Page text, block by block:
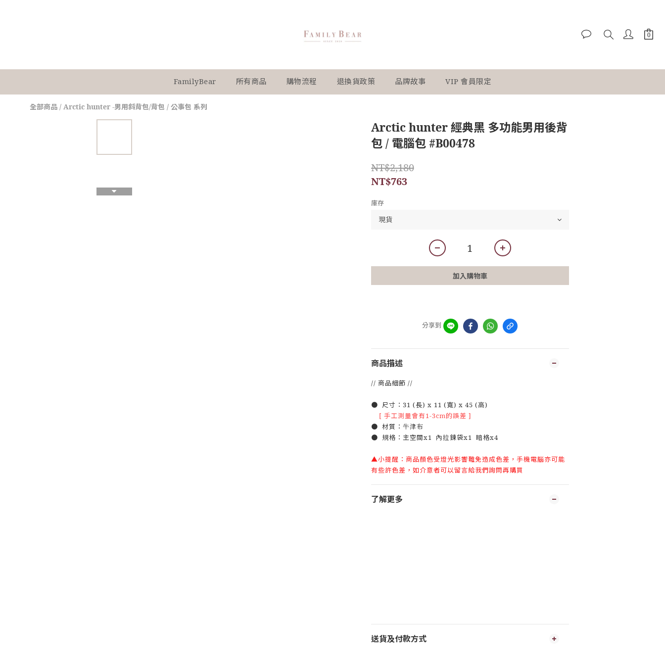
FamilyBear 所有商品 購物流程 退換貨政策 品牌故事 VIP 會員限定
全部商品 / Arctic hunter -男用斜背包/背包 / 公事包 系列
Arctic hunter 經典黑 多功能男用後背
包 / 電腦包 #B00478
NT$2,180
NT$763
庫存
加入購物車
分享到
商品描述
// 商品細節 //
● 尺寸：31 (長) x 11 (寬) x 45 (高)
[ 手工測量會有1-3cm的誤差 ]
● 材質： 牛津布
● 規格：主空間x1 內拉鍊袋x1 暗格x4
▲小提醒：商品顏色受燈光影響難免造成色差，手機電腦亦可能
有些許色差，如介意者可以留言給我們詢問再購買
了解更多
送貨及付款方式